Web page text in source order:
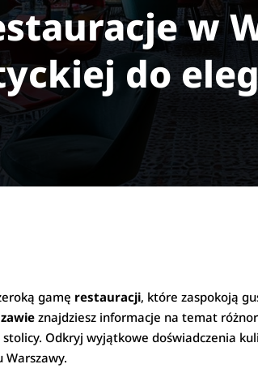
w
do
gamę restauracji, które zaspokoją
znajdziesz informacje na temat
Odkryj wyjątkowe doświadczenia
Warszawy.